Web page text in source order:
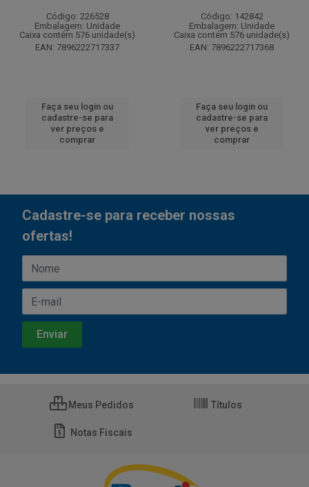
Código: 226528
Embalagem: Unidade
Caixa contém 576 unidade(s)
EAN: 7896222717337
Faça seu login ou
cadastre-se para
ver preços e
comprar
Código: 142842
Embalagem: Unidade
Caixa contém 576 unidade(s)
EAN: 7896222717368
Faça seu login ou
cadastre-se para
ver preços e
comprar
Cadastre-se para receber nossas
ofertas!
Meus Pedidos Títulos
Notas Fiscais